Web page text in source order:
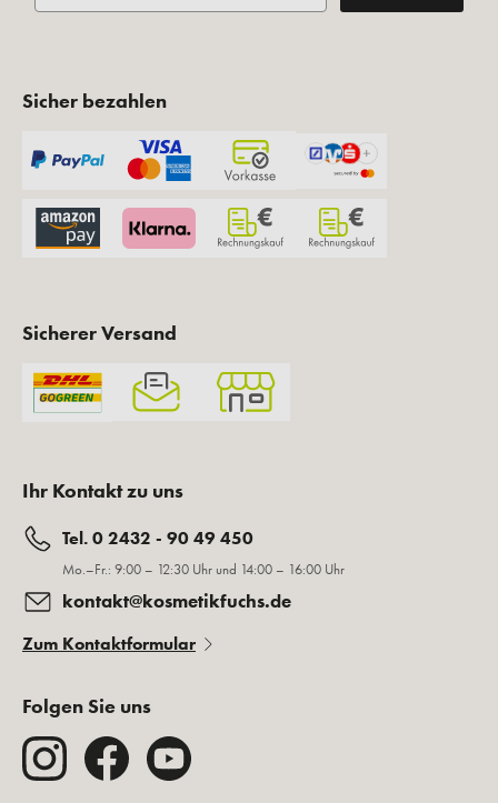
Sicher bezahlen
Sicherer Versand
Ihr Kontakt zu uns
Tel. 0 2432 - 90 49 450
Mo.–Fr.: 9:00 – 12:30 Uhr und 14:00 – 16:00 Uhr
kontakt@kosmetikfuchs.de
Zum Kontaktformular
Folgen Sie uns